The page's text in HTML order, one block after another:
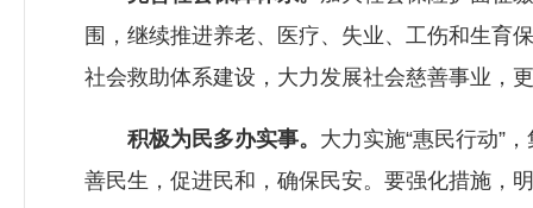
围，继续推进养老、医疗、失业、工伤和生育
社会救助体系建设，大力发展社会慈善事业，
积极为民多办实事。 大力实施“惠民行动”
善民生，促进民和，确保民安。要强化措施，